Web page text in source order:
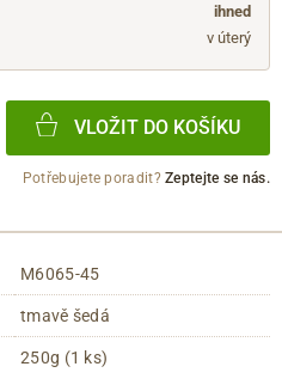
ihned
v úterý
VLOŽIT DO KOŠÍKU
Potřebujete poradit?Zeptejte se nás.
M6065-45
tmavě šedá
250g (1 ks)